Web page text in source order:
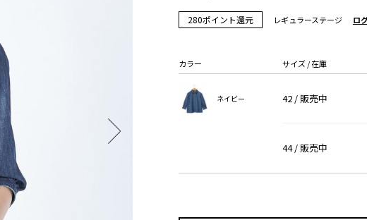
280ポイント還元 レギュラーステージ ロ
カラー サイズ / 在庫
ネイビー 42 / 販売中
44 / 販売中